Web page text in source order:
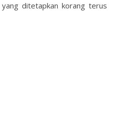
ditetapkan korang terus